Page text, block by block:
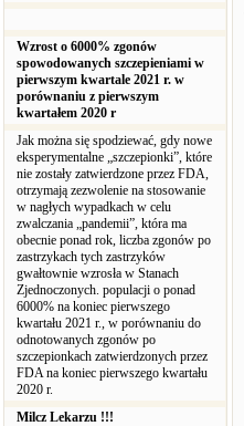
Wzrost o 6000% zgonów
spowodowanych szczepieniami w
pierwszym kwartale 2021 r. w
porównaniu z pierwszym
kwartałem 2020 r
Jak można się spodziewać, gdy nowe
eksperymentalne „szczepionki”, które
nie zostały zatwierdzone przez FDA,
otrzymają zezwolenie na stosowanie
w nagłych wypadkach w celu
zwalczania „pandemii”, która ma
obecnie ponad rok, liczba zgonów po
zastrzykach tych zastrzyków
gwałtownie wzrosła w Stanach
Zjednoczonych. populacji o ponad
6000% na koniec pierwszego
kwartału 2021 r., w porównaniu do
odnotowanych zgonów po
szczepionkach zatwierdzonych przez
FDA na koniec pierwszego kwartału
2020 r.
Milcz Lekarzu !!!